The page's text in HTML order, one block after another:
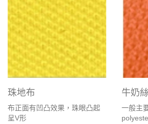
珠地布
布正面有凹凸效果，珠眼凸起
呈V形
牛奶
一般主